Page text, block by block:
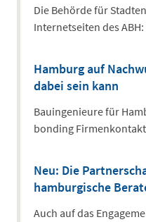
Die Behörde für
Internetseiten des ABH:
Hamburg auf
dabei sein kann
Bauingenieure für
bonding
Neu: Die
hamburgische
Auch auf das